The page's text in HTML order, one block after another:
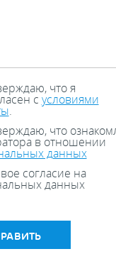
что я
с условиями
.
что
в отношении
данных
согласие на
данных